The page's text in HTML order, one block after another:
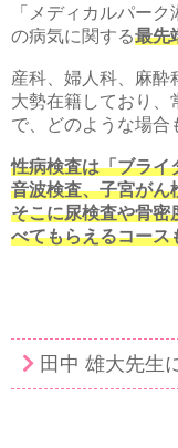
「メディカルパー
の病気に関する最先
産科、婦人科、麻酔
大勢在籍しており、
で、どのような場合
性病検査は「ブライ
音波検査、子宮がん
そこに尿検査や骨密
べてもらえるコース
田中 雄大先生